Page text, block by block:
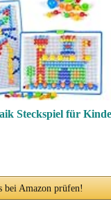
Steckspiel für
bei Amazon prüfen!